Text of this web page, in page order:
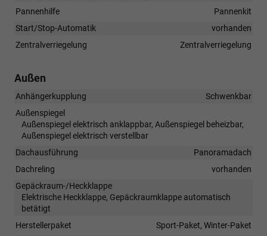
Pannenhilfe
Pannenkit
Start/Stop-Automatik
vorhanden
Zentralverriegelung
Zentralverriegelung
Außen
Anhängerkupplung
Schwenkbar
Außenspiegel
Außenspiegel elektrisch anklappbar, Außenspiegel beheizbar,
Außenspiegel elektrisch verstellbar
Dachausführung
Panoramadach
Dachreling
vorhanden
Gepäckraum-/Heckklappe
Elektrische Heckklappe, Gepäckraumklappe automatisch
betätigt
Herstellerpaket
Sport-Paket, Winter-Paket